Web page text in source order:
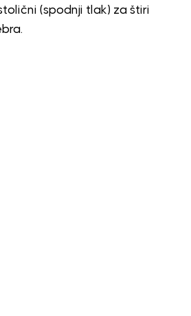
(spodnji tlak) za štiri